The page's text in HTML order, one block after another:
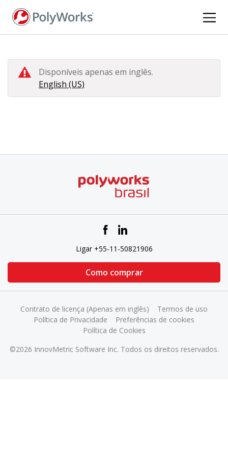
Pular
para
Disponíveis apenas em inglês.
English (US)
Ligar +55-11-50821906
Como comprar
©2026 InnovMetric Software Inc. Todos os direitos reservados.
Contrato de licença (Apenas em inglês)
Termos de uso
Política de Privacidade
Preferências de cookies
Política de Cookies